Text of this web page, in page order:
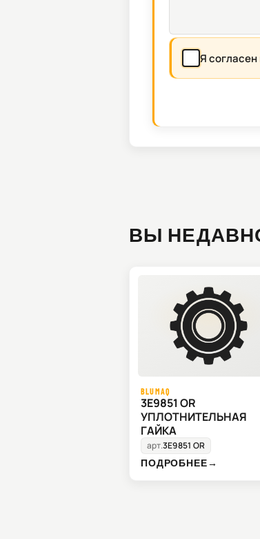
Я согласен
ВЫ
BLUMAQ
3E9851 OR
УПЛОТНИТЕЛЬНАЯ
ГАЙКА
арт.3E9851 OR
ПОДРОБНЕЕ→